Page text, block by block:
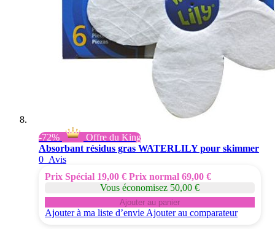
-72%
Offre du King
Absorbant résidus gras WATERLILY pour skimmer
0 Avis
Prix Spécial 19,00 € Prix normal 69,00 €
Vous économisez 50,00 €
Ajouter au panier
Ajouter à ma liste d’envie Ajouter au comparateur